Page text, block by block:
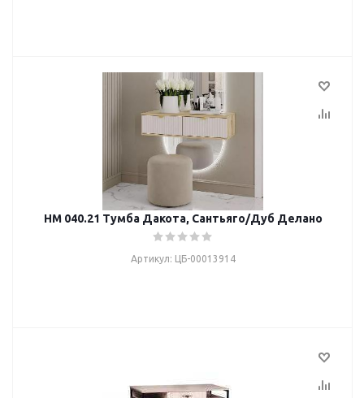
НМ 040.21 Тумба Дакота, Сантьяго/Дуб Делано
Артикул: ЦБ-00013914